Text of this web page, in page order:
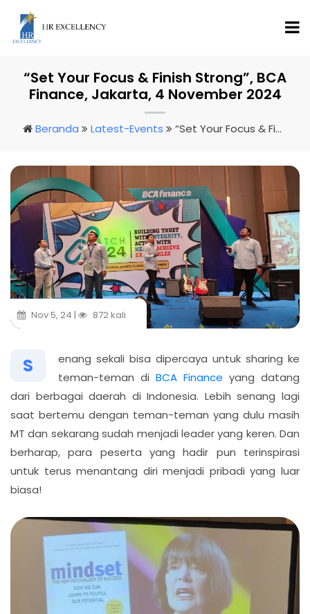
“Set Your Focus & Finish Strong”, BCA
Finance, Jakarta, 4 November 2024
Beranda Latest-Events “Set Your Focus & Finish Strong”, BCA Finance, Jakarta, 4 November 2024
Nov 5, 24 | 872 kali
S
enang sekali bisa dipercaya untuk sharing ke
teman-teman di BCA Finance yang datang
dari berbagai daerah di Indonesia. Lebih senang lagi
saat bertemu dengan teman-teman yang dulu masih
MT dan sekarang sudah menjadi leader yang keren. Dan
berharap, para peserta yang hadir pun terinspirasi
untuk terus menantang diri menjadi pribadi yang luar
biasa!